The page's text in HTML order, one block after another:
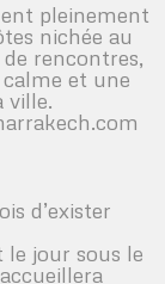
pleinement
nichée au
rencontres,
et une
ville.
d’exister
jour sous le